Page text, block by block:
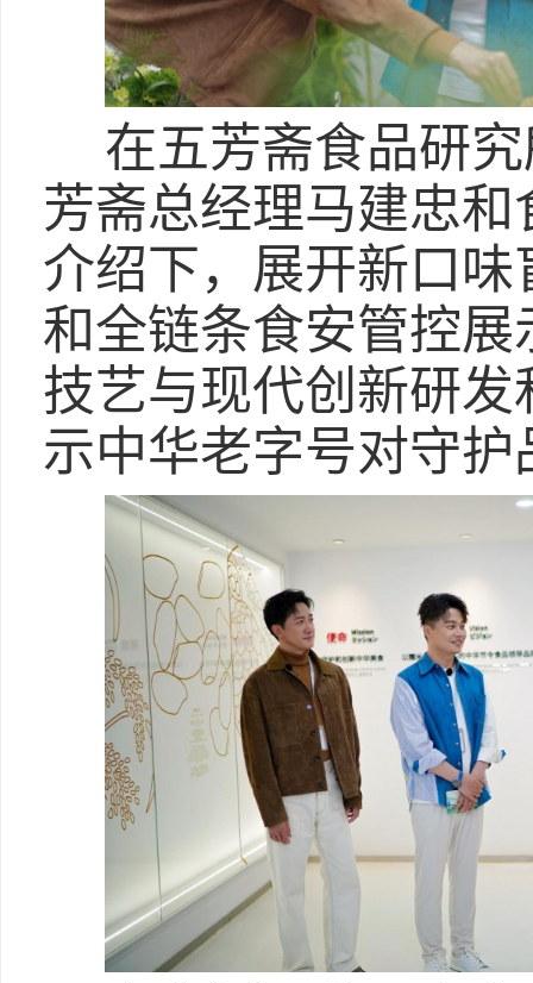
在五芳斋食品研
芳斋总经理马建忠
介绍下，展开新口
和全链条食安管控
技艺与现代创新研
示中华老字号对守护